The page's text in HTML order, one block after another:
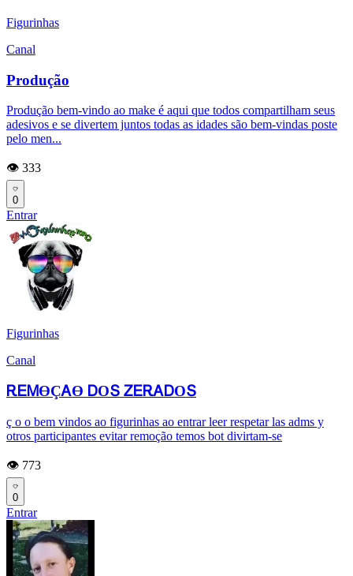
Figurinhas
Canal
Produção
Produção bem-vindo ao make é aqui que todos compartilham seus
adesivos e se divertem juntos todas as idades são bem-vindas poste
pelo men...
👁️ 333
0
Entrar
Figurinhas
Canal
ᎡᎬᎷϴÇᎪϴ ᎠOՏ ᏃᎬᎡᎪᎠOՏ
ç o o bem vindos ao figurinhas ao entrar leer respetar las adms y
otros participantes evitar remoção temos bot divirtam-se
👁️ 773
0
Entrar